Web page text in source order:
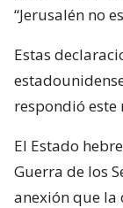
“Jerusalén no
Estas
respondió
El Estado
Guerra de los
anexión que